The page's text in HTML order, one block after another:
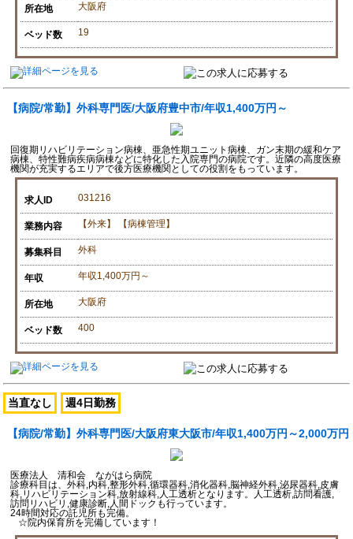
所在地 大阪府
ベッド数 19
【病院/常勤】外科専門医/大阪府豊中市/年収1,400万円～
回復期リハビリテーション病棟、亜急性期ユニット病棟、ガン末期の緩和ケア
病棟、特性難病疾病病棟などに特化した入院専門の病院です。近隣の高度医療
機関が充実するエリアで後方医療機関としての役割をもっています。
求人ID 031216
業務内容 【外来】 【病棟管理】
募集科目 外科
年収 年収1,400万円～
所在地 大阪府
ベッド数 400
当直なし 週4日勤務
【病院/常勤】外科専門医/大阪府東大阪市/年収1,400万円～2,000万円
医療法人 清和会 ながはら病院
診療科目は、外科,内科,整形外科,循環器科,消化器科,脳神経外科,泌尿器科,皮膚
科,リハビリテーション科,放射線科,人工透析となります。人工透析,訪問看護,
訪問リハビリ,健康診断,人間ドックも行っています。
24時間対応の託児所も完備。
☆院内保育所を完備しています！